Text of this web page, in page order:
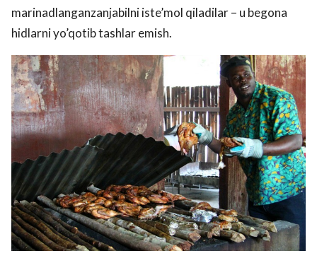
marinadlanganzanjabilni iste’mol qiladilar – u begona
hidlarni yo’qotib tashlar emish.